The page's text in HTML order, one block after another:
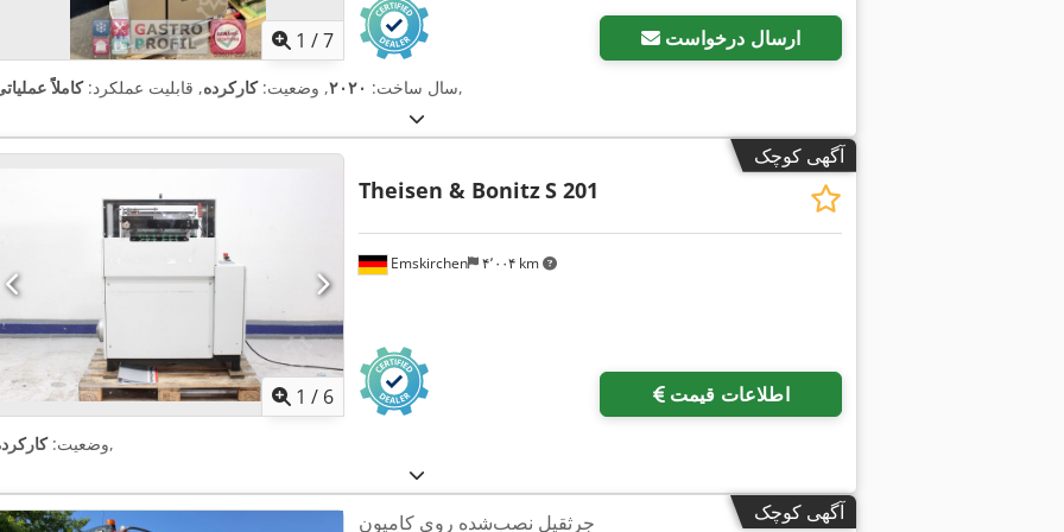
1 /7 ارسال درخواست
سال ساخت: ۲۰۲۰, وضعیت:کارکرده, قابلیت عملکرد:کاملاً ,
آگهی کوچک
1 / 6
Emskirchen ۴٬۰۰۴ km
Theisen & BonitzS 201
اطلاعات قیمت
وضعیت:,
آگهی کوچک جرثقیل نصب‌شده روی کامیون